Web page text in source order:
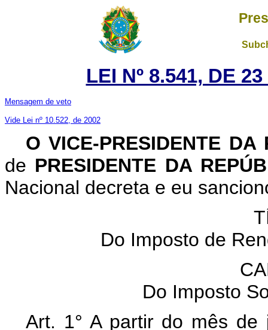
LEI Nº 8.541, DE
Mensagem de veto
Vide Lei nº 10.522, de 2002
O VICE-PRESIDENTE DA
de PRESIDENTE DA
Nacional decreta e eu
Do Imposto de
Do Imposto
Art. 1° A partir do mês